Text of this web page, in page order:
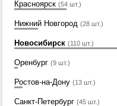
Красноярск (54 шт.)
Нижний Новгород (28 шт.)
Новосибирск (110 шт.)
Оренбург (9 шт.)
Ростов-на-Дону (13 шт.)
Санкт-Петербург (45 шт.)